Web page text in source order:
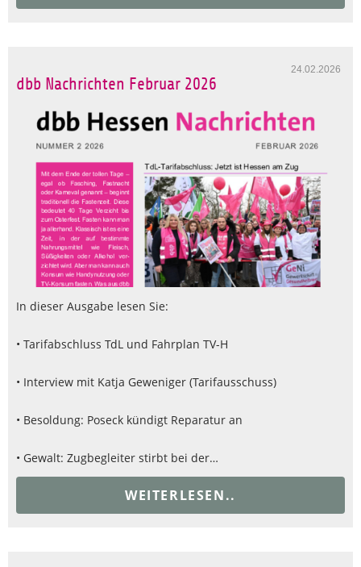
24.02.2026
dbb Nachrichten Februar 2026
In dieser Ausgabe lesen Sie:
• Tarifabschluss TdL und Fahrplan TV-H
• Interview mit Katja Geweniger (Tarifausschuss)
• Besoldung: Poseck kündigt Reparatur an
• Gewalt: Zugbegleiter stirbt bei der…
WEITERLESEN..